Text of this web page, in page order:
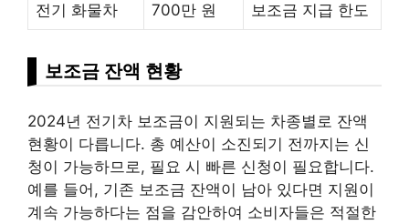
전기 화물차 700만 원 보조금 지급 한도
보조금 잔액 현황
2024년 전기차 보조금이 지원되는 차종별로 잔액
현황이 다릅니다. 총 예산이 소진되기 전까지는 신
청이 가능하므로, 필요 시 빠른 신청이 필요합니다.
예를 들어, 기존 보조금 잔액이 남아 있다면 지원이
계속 가능하다는 점을 감안하여 소비자들은 적절한